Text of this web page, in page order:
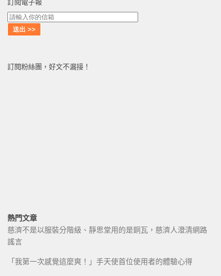
訂閱電子報
訂閱粉絲團，好文不漏接！
熱門文章
慈濟不是以服裝分階級、靜思堂用的是銅瓦，慈濟人澄清網路
謠言
「我第一次感覺這麼爽！」手天使首位使用者的體驗心得